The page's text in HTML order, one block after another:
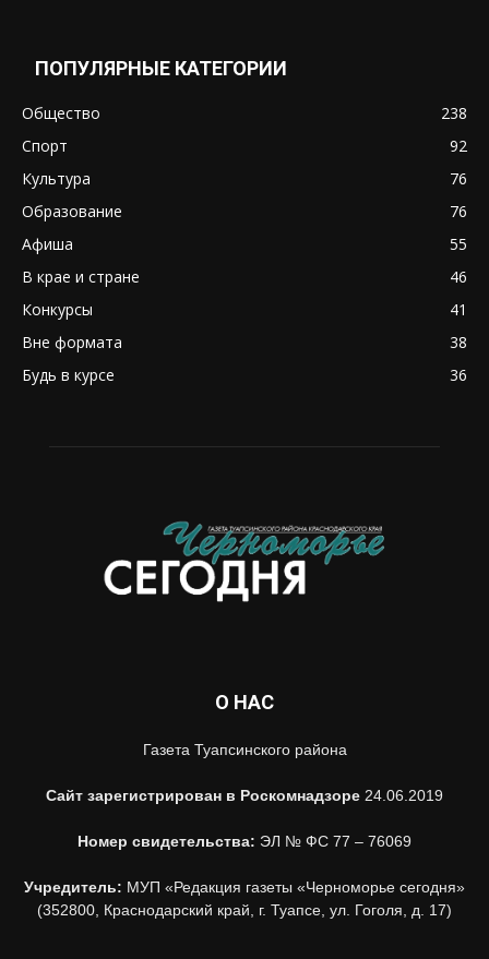
ПОПУЛЯРНЫЕ КАТЕГОРИИ
Общество
238
Спорт
92
Культура
76
Образование
76
Афиша
55
В крае и стране
46
Конкурсы
41
Вне формата
38
Будь в курсе
36
О НАС
Газета Туапсинского района
Сайт зарегистрирован в Роскомнадзоре 24.06.2019
Номер свидетельства: ЭЛ № ФС 77 – 76069
Учредитель: МУП «Редакция газеты «Черноморье сегодня»
(352800, Краснодарский край, г. Туапсе, ул. Гоголя, д. 17)